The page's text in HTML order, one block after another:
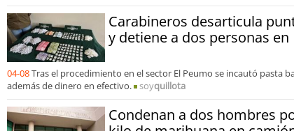
Carabineros desarticula
y detiene a dos personas en
04-08Tras el procedimiento en el sector El Peumo se incautó pasta
además de dinero en efectivo.
soyquillota
Condenan a dos hombres